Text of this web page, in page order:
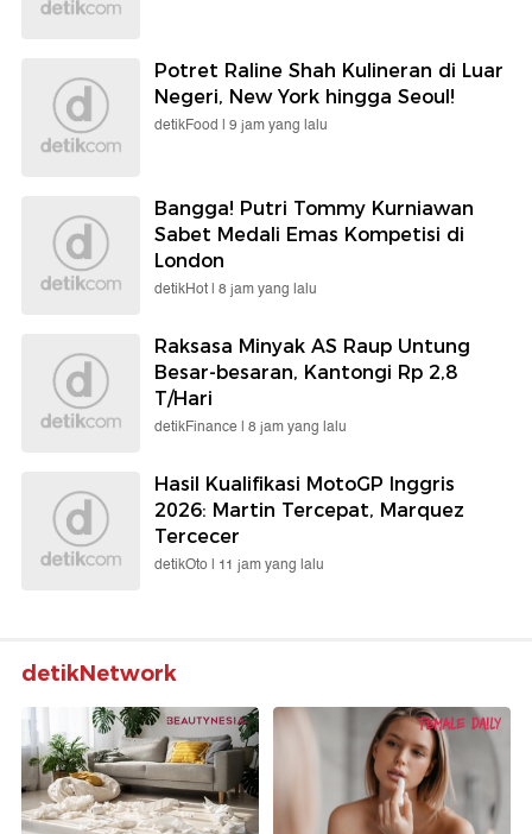
Potret Raline Shah Kulineran di Luar
Negeri, New York hingga Seoul!
detikFood | 9 jam yang lalu
Bangga! Putri Tommy Kurniawan
Sabet Medali Emas Kompetisi di
London
detikHot | 8 jam yang lalu
Raksasa Minyak AS Raup Untung
Besar-besaran, Kantongi Rp 2,8
T/Hari
detikFinance | 8 jam yang lalu
Hasil Kualifikasi MotoGP Inggris
2026: Martin Tercepat, Marquez
Tercecer
detikOto | 11 jam yang lalu
detikNetwork